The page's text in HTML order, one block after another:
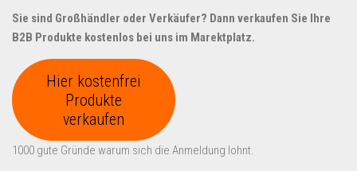
Sie sind Großhändler oder Verkäufer? Dann verkaufen Sie Ihre
B2B Produkte kostenlos bei uns im Marektplatz.
Hier kostenfrei
Produkte
verkaufen
1000 gute Gründe warum sich die Anmeldung lohnt.